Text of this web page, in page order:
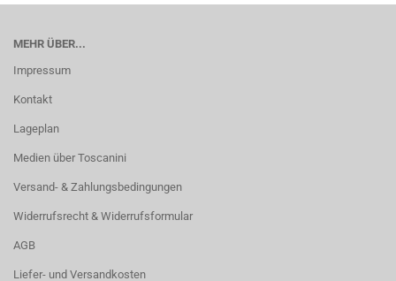
MEHR ÜBER...
Impressum
Kontakt
Lageplan
Medien über Toscanini
Versand- & Zahlungsbedingungen
Widerrufsrecht & Widerrufsformular
AGB
Liefer- und Versandkosten